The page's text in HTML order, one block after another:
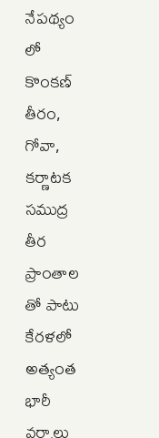
నేపథ్యం
లో
కొంకణ్
తీరం,
గోవా,
కర్ణాటక
సముద్ర
తీర
ప్రాంతాల
తో పాటు
కేరళలో
అత్యంత
భారీ
వర్షాలు